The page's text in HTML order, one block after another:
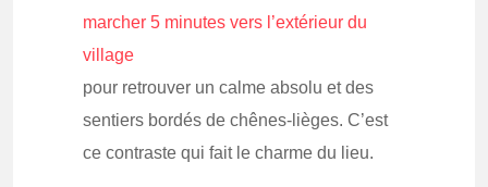
marcher 5 minutes vers l’extérieur du
village
pour retrouver un calme absolu et des
sentiers bordés de chênes-lièges. C’est
ce contraste qui fait le charme du lieu.